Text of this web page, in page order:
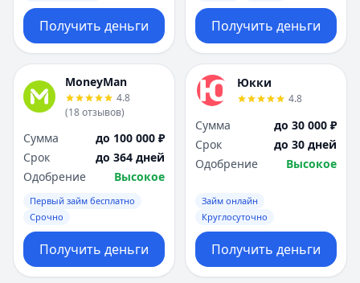
Получить деньги Получить деньги
MoneyMan
4.8
(18отзывов)
Сумма
до 100 000 ₽
Срок
до 364 дней
Одобрение
Высокое
Первый займ бесплатно
Срочно
Получить деньги
Юкки
4.8
Сумма
до 30 000 ₽
Срок
до 30 дней
Одобрение
Высокое
Займ онлайн
Круглосуточно
Получить деньги